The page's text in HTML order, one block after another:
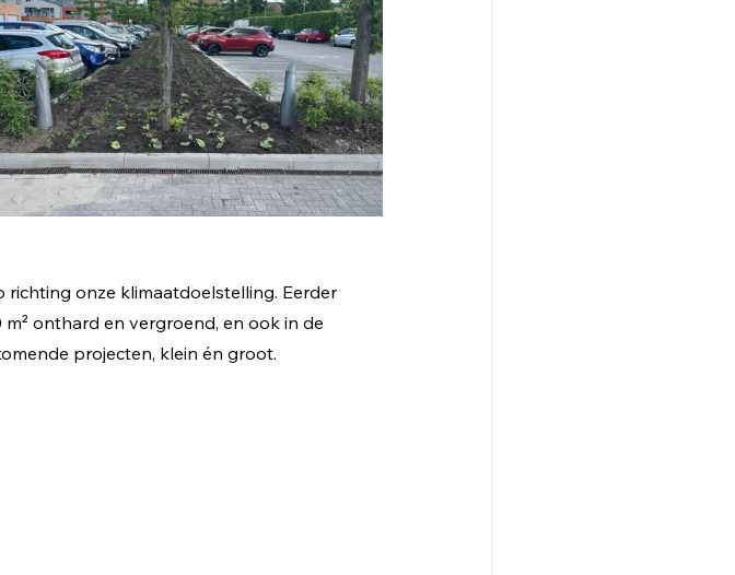
onze klimaatdoelstelling. Eerder
onthard en vergroend, en ook in de
projecten, klein én groot.